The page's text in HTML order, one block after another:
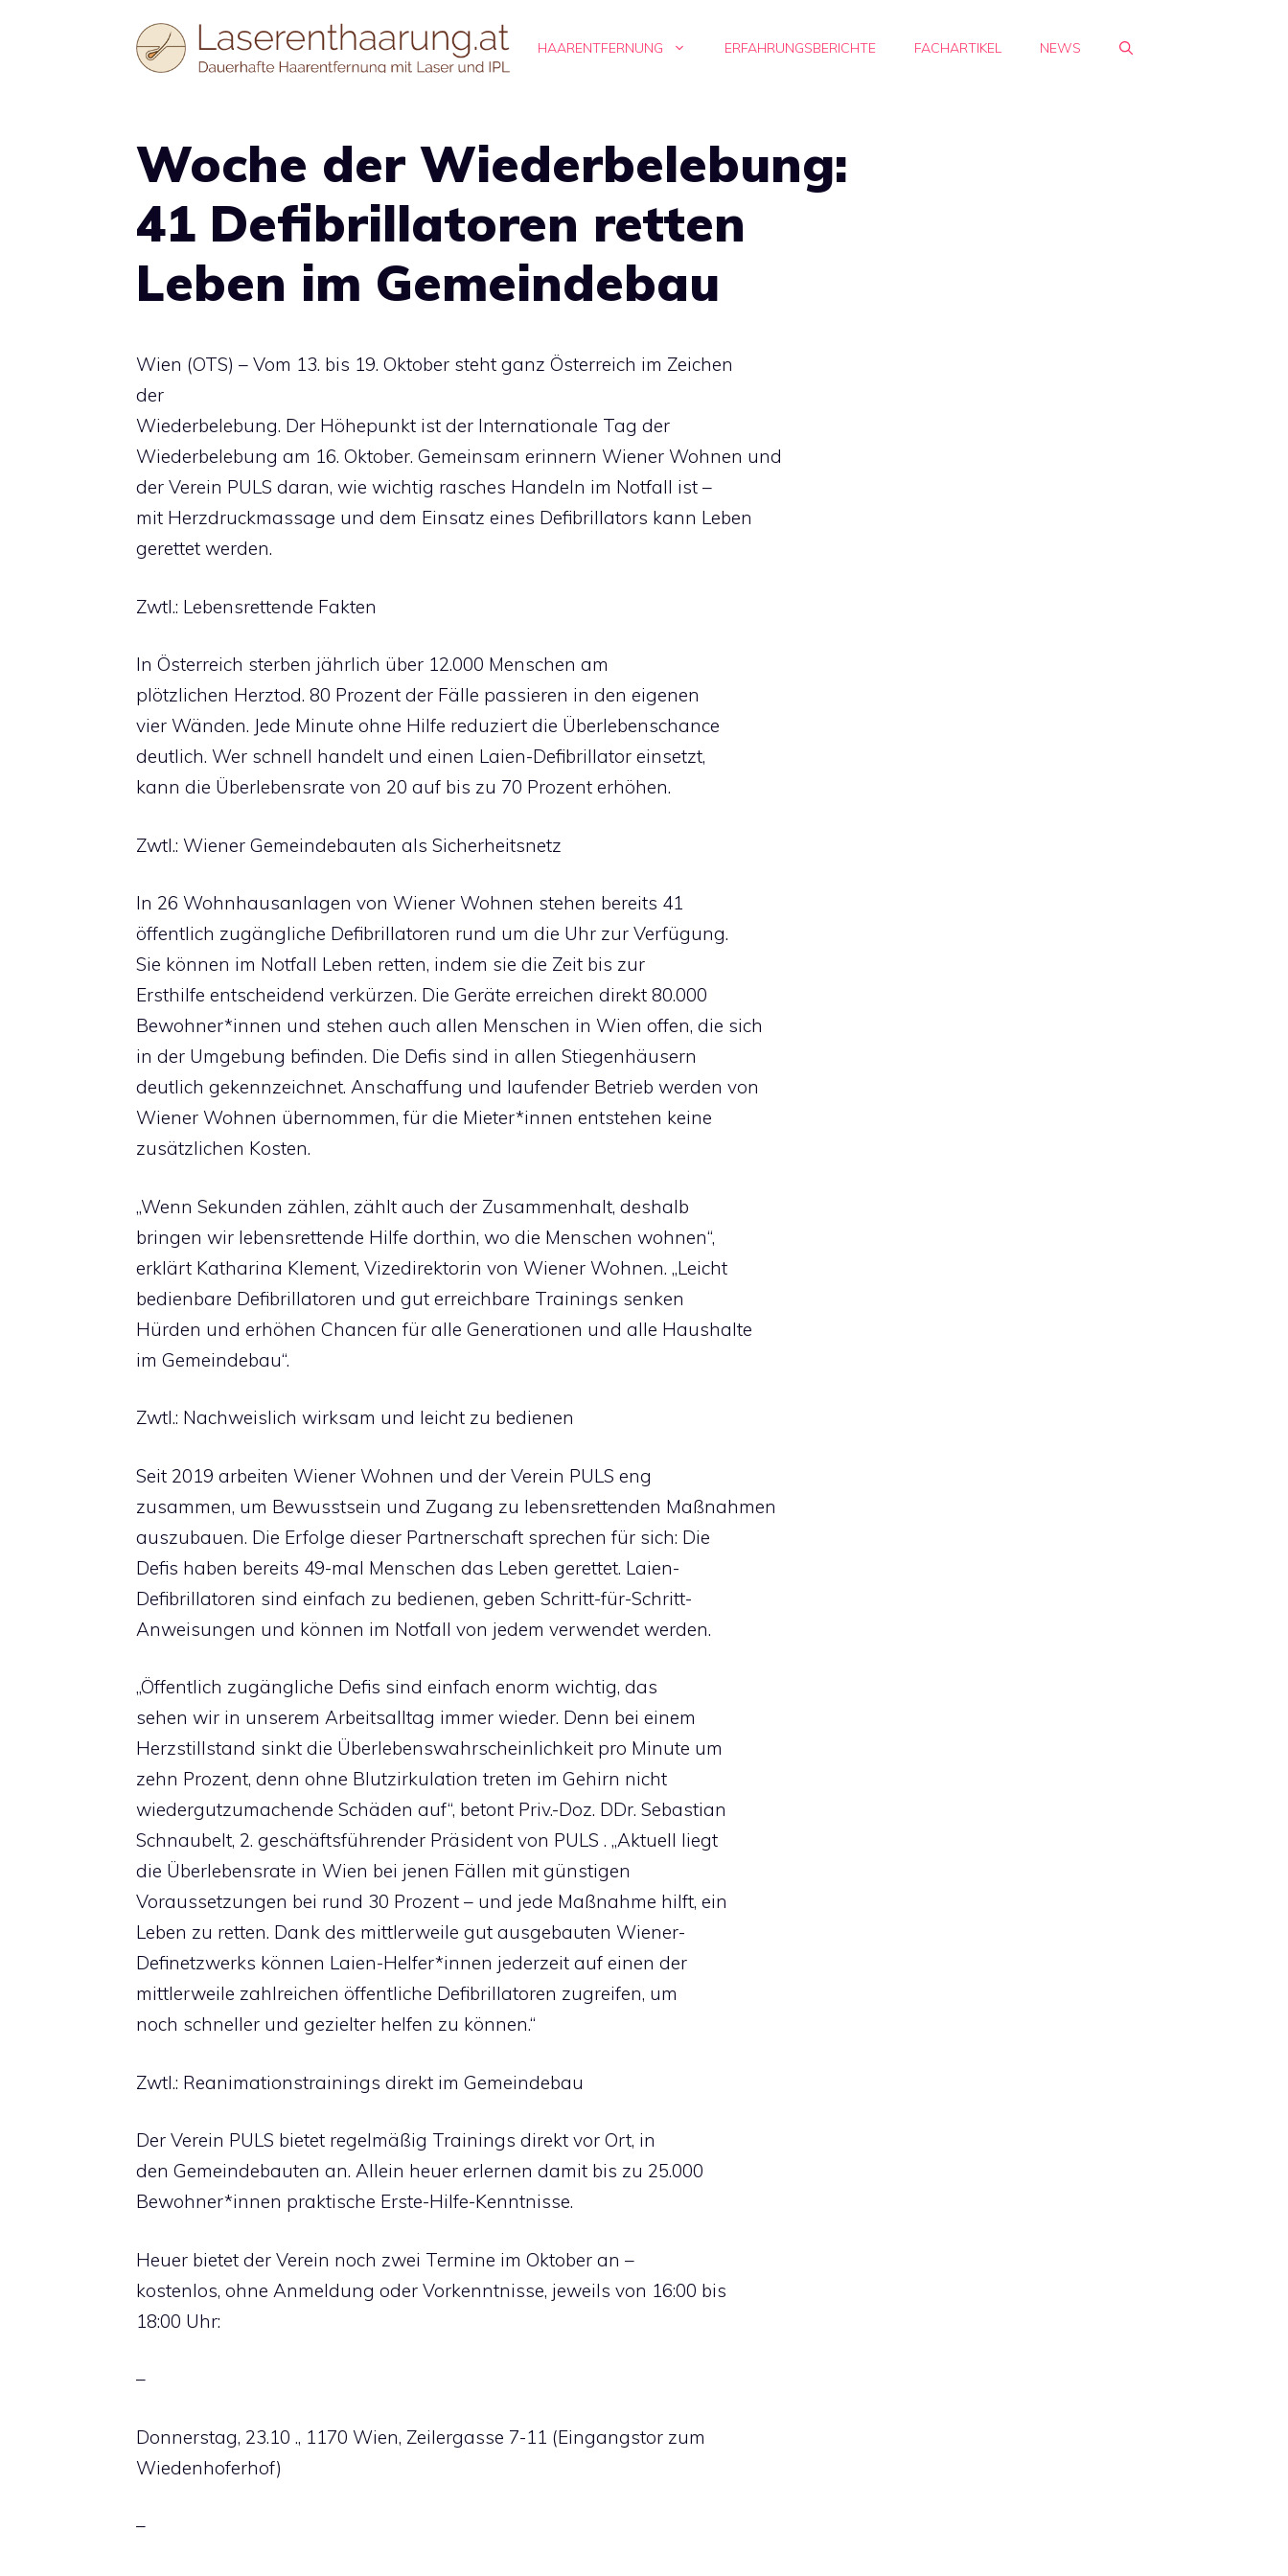
HAARENTFERNUNG ERFAHRUNGSBERICHTE FACHARTIKEL NEWS
Woche der Wiederbelebung:
41 Defibrillatoren retten
Leben im Gemeindebau
Wien (OTS) – Vom 13. bis 19. Oktober steht ganz Österreich im Zeichen
der
Wiederbelebung. Der Höhepunkt ist der Internationale Tag der
Wiederbelebung am 16. Oktober. Gemeinsam erinnern Wiener Wohnen und
der Verein PULS daran, wie wichtig rasches Handeln im Notfall ist –
mit Herzdruckmassage und dem Einsatz eines Defibrillators kann Leben
gerettet werden.
Zwtl.: Lebensrettende Fakten
In Österreich sterben jährlich über 12.000 Menschen am
plötzlichen Herztod. 80 Prozent der Fälle passieren in den eigenen
vier Wänden. Jede Minute ohne Hilfe reduziert die Überlebenschance
deutlich. Wer schnell handelt und einen Laien-Defibrillator einsetzt,
kann die Überlebensrate von 20 auf bis zu 70 Prozent erhöhen.
Zwtl.: Wiener Gemeindebauten als Sicherheitsnetz
In 26 Wohnhausanlagen von Wiener Wohnen stehen bereits 41
öffentlich zugängliche Defibrillatoren rund um die Uhr zur Verfügung.
Sie können im Notfall Leben retten, indem sie die Zeit bis zur
Ersthilfe entscheidend verkürzen. Die Geräte erreichen direkt 80.000
Bewohner*innen und stehen auch allen Menschen in Wien offen, die sich
in der Umgebung befinden. Die Defis sind in allen Stiegenhäusern
deutlich gekennzeichnet. Anschaffung und laufender Betrieb werden von
Wiener Wohnen übernommen, für die Mieter*innen entstehen keine
zusätzlichen Kosten.
„Wenn Sekunden zählen, zählt auch der Zusammenhalt, deshalb
bringen wir lebensrettende Hilfe dorthin, wo die Menschen wohnen“,
erklärt Katharina Klement, Vizedirektorin von Wiener Wohnen. „Leicht
bedienbare Defibrillatoren und gut erreichbare Trainings senken
Hürden und erhöhen Chancen für alle Generationen und alle Haushalte
im Gemeindebau“.
Zwtl.: Nachweislich wirksam und leicht zu bedienen
Seit 2019 arbeiten Wiener Wohnen und der Verein PULS eng
zusammen, um Bewusstsein und Zugang zu lebensrettenden Maßnahmen
auszubauen. Die Erfolge dieser Partnerschaft sprechen für sich: Die
Defis haben bereits 49-mal Menschen das Leben gerettet. Laien-
Defibrillatoren sind einfach zu bedienen, geben Schritt-für-Schritt-
Anweisungen und können im Notfall von jedem verwendet werden.
„Öffentlich zugängliche Defis sind einfach enorm wichtig, das
sehen wir in unserem Arbeitsalltag immer wieder. Denn bei einem
Herzstillstand sinkt die Überlebenswahrscheinlichkeit pro Minute um
zehn Prozent, denn ohne Blutzirkulation treten im Gehirn nicht
wiedergutzumachende Schäden auf“, betont Priv.-Doz. DDr. Sebastian
Schnaubelt, 2. geschäftsführender Präsident von PULS . „Aktuell liegt
die Überlebensrate in Wien bei jenen Fällen mit günstigen
Voraussetzungen bei rund 30 Prozent – und jede Maßnahme hilft, ein
Leben zu retten. Dank des mittlerweile gut ausgebauten Wiener-
Definetzwerks können Laien-Helfer*innen jederzeit auf einen der
mittlerweile zahlreichen öffentliche Defibrillatoren zugreifen, um
noch schneller und gezielter helfen zu können.“
Zwtl.: Reanimationstrainings direkt im Gemeindebau
Der Verein PULS bietet regelmäßig Trainings direkt vor Ort, in
den Gemeindebauten an. Allein heuer erlernen damit bis zu 25.000
Bewohner*innen praktische Erste-Hilfe-Kenntnisse.
Heuer bietet der Verein noch zwei Termine im Oktober an –
kostenlos, ohne Anmeldung oder Vorkenntnisse, jeweils von 16:00 bis
18:00 Uhr:
–
Donnerstag, 23.10 ., 1170 Wien, Zeilergasse 7-11 (Eingangstor zum
Wiedenhoferhof)
–